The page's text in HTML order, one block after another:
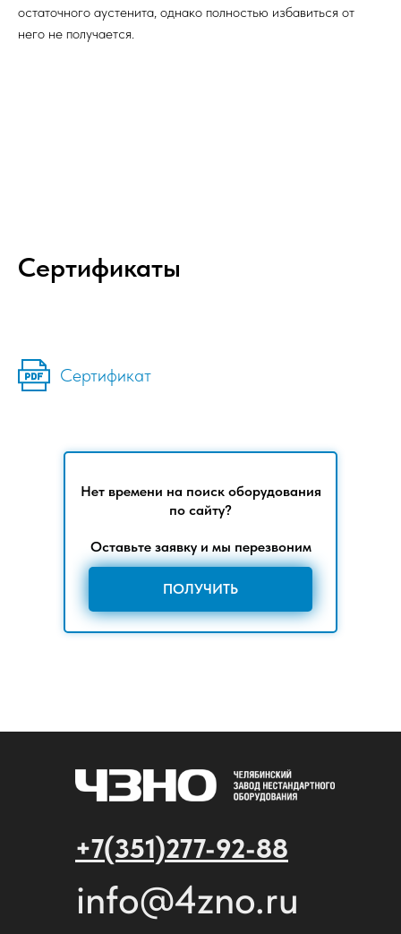
остаточного аустенита, однако полностью избавиться от
него не получается.
Сертификаты
Сертификат
Нет времени на поиск оборудования
по сайту?
Оставьте заявку и мы перезвоним
ПОЛУЧИТЬ
info@4zno.ru
+7(351)277-92-88